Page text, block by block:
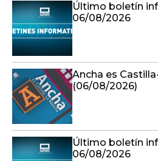
Último boletín
06/08/2026
Ancha es
(06/08/2026)
Último boletín
06/08/2026